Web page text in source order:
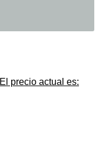
El precio actual es: